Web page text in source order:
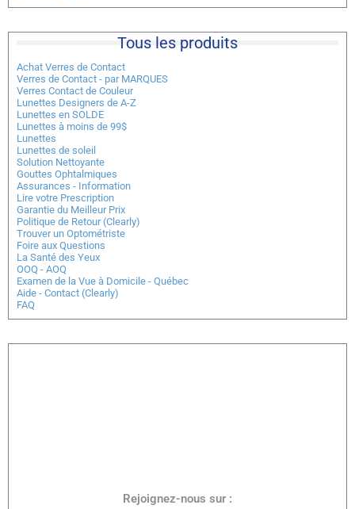
Tous les produits
Achat Verres de Contact
Verres de Contact - par MARQUES
Verres Contact de Couleur
Lunettes Designers de A-Z
Lunettes en SOLDE
Lunettes à moins de 99$
Lunettes
Lunettes de soleil
Solution Nettoyante
Gouttes Ophtalmiques
Assurances - Information
Lire votre Prescription
Garantie du Meilleur Prix
Politique de Retour (Clearly)
Trouver un Optométriste
Foire aux Questions
La Santé des Yeux
OOQ - AOQ
Examen de la Vue à Domicile - Québec
Aide - Contact (Clearly)
FAQ
Rejoignez-nous sur :